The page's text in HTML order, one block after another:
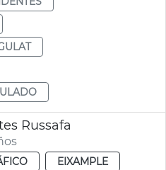
Russafa
EIXAMPLE